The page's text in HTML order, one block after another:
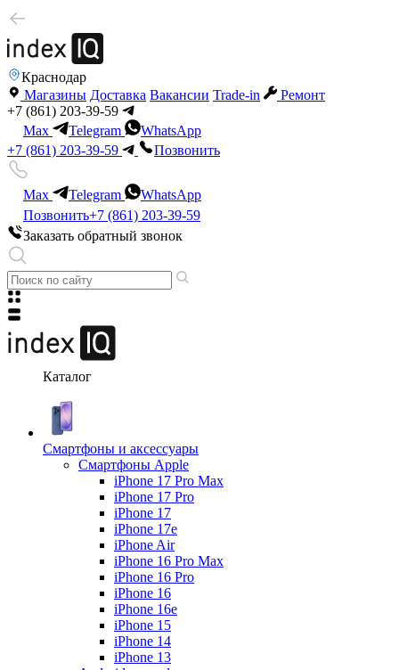
Краснодар
Магазины Доставка Вакансии Trade-in
Ремонт
+7 (861) 203-39-59
Max
Telegram
WhatsApp
+7 (861) 203-39-59
Позвонить
Max Telegram
WhatsApp
Позвонить+7 (861) 203-39-59
Заказать обратный звонок
Каталог
Смартфоны и аксессуары
Смартфоны Apple
iPhone 17 Pro Max
iPhone 17 Pro
iPhone 17
iPhone 17e
iPhone Air
iPhone 16 Pro Max
iPhone 16 Pro
iPhone 16
iPhone 16e
iPhone 15
iPhone 14
iPhone 13